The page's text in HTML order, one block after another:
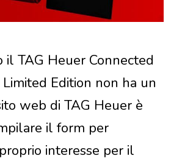
TAG Heuer Connected
Edition non ha un
web di TAG Heuer è
il form per
interesse per il